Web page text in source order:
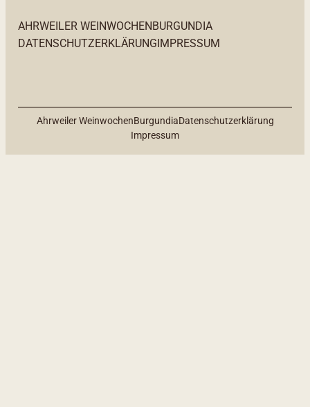
AHRWEILER WEINWOCHENBURGUNDIA
DATENSCHUTZERKLÄRUNGIMPRESSUM
Ahrweiler WeinwochenBurgundiaDatenschutzerklärung
Impressum